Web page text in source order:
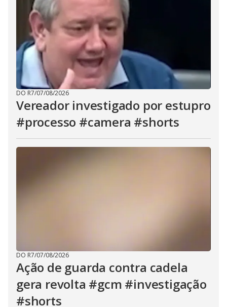
DO R7/07/08/2026
Vereador investigado por estupro
#processo #camera #shorts
DO R7/07/08/2026
Ação de guarda contra cadela
gera revolta #gcm #investigação
#shorts